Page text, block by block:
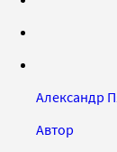
Александр
Автор